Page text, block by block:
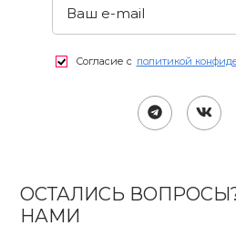
Согласие с политикой
ОСТАЛИСЬ
НАМИ